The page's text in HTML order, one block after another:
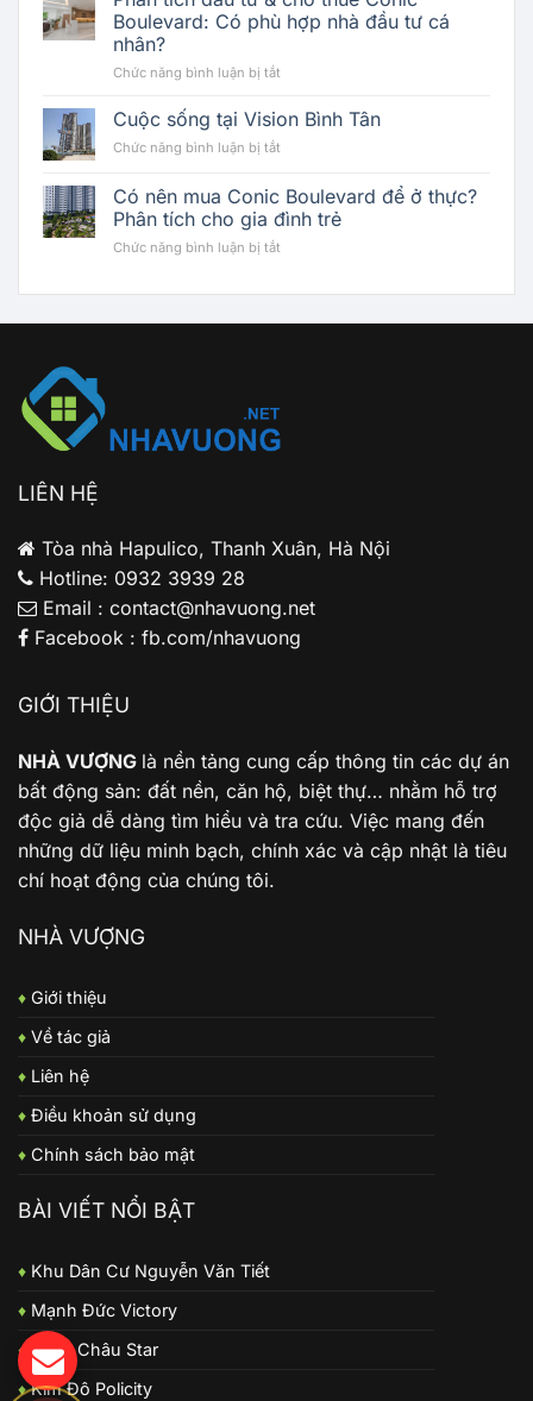
Monrei
Saigon:
Vóc
Của
Động
Thủy
Liệu
Vision
Bình
Boulevard: Có phù hợp nhà đầu tư cá
nhân?
Chức năng bình luận bị tắt
tích
đầu
tư
cho
thuê
Boulevard:
phù
Cuộc sống tại Vision Bình Tân
Chức năng bình luận bị tắt
sống
tại
Vision
Bình
Có nên mua Conic Boulevard để ở thực?
Phân tích cho gia đình trẻ
Chức năng bình luận bị tắt
Conic
tích
LIÊN HỆ
Tòa nhà Hapulico, Thanh Xuân, Hà Nội
Hotline: 0932 3939 28
Email : contact@nhavuong.net
Facebook : fb.com/nhavuong
GIỚI THIỆU
NHÀ VƯỢNG là nền tảng cung cấp thông tin các dự án
bất động sản: đất nền, căn hộ, biệt thự… nhằm hỗ trợ
độc giả dễ dàng tìm hiểu và tra cứu. Việc mang đến
những dữ liệu minh bạch, chính xác và cập nhật là tiêu
chí hoạt động của chúng tôi.
NHÀ VƯỢNG
♦ Giới thiệu
♦ Về tác giả
♦ Liên hệ
♦ Điều khoản sử dụng
♦ Chính sách bảo mật
BÀI VIẾT NỔI BẬT
♦ Khu Dân Cư Nguyễn Văn Tiết
♦ Mạnh Đức Victory
♦ Long Châu Star
♦ Kim Đô Policity